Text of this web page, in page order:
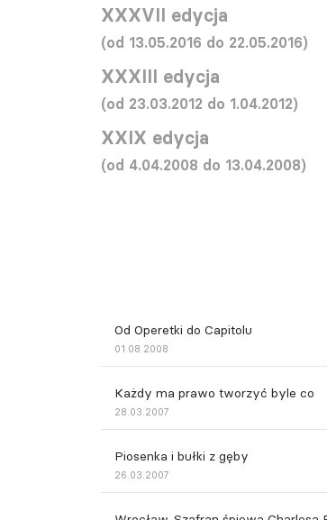
XXXVII edycja
(od 13.05.2016 do 22.05.2016)
XXXIII edycja
(od 23.03.2012 do 1.04.2012)
XXIX edycja
(od 4.04.2008 do 13.04.2008)
Od Operetki do Capitolu
01.08.2008
Każdy ma prawo tworzyć byle co
28.03.2007
Piosenka i bułki z gęby
26.03.2007